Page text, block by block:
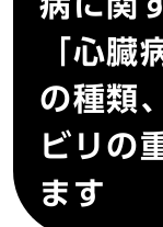
「心臓
の種類
ビリの
ます